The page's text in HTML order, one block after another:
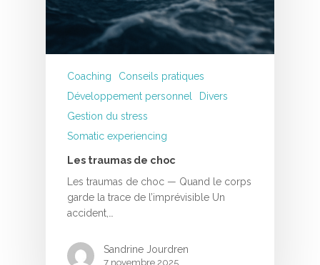
Coaching
Conseils pratiques
Développement personnel
Divers
Gestion du stress
Somatic experiencing
Les traumas de choc
Les traumas de choc — Quand le corps
garde la trace de l’imprévisible Un
accident,…
Sandrine Jourdren
7 novembre 2025